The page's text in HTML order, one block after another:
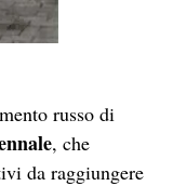
russo di
, che
da raggiungere